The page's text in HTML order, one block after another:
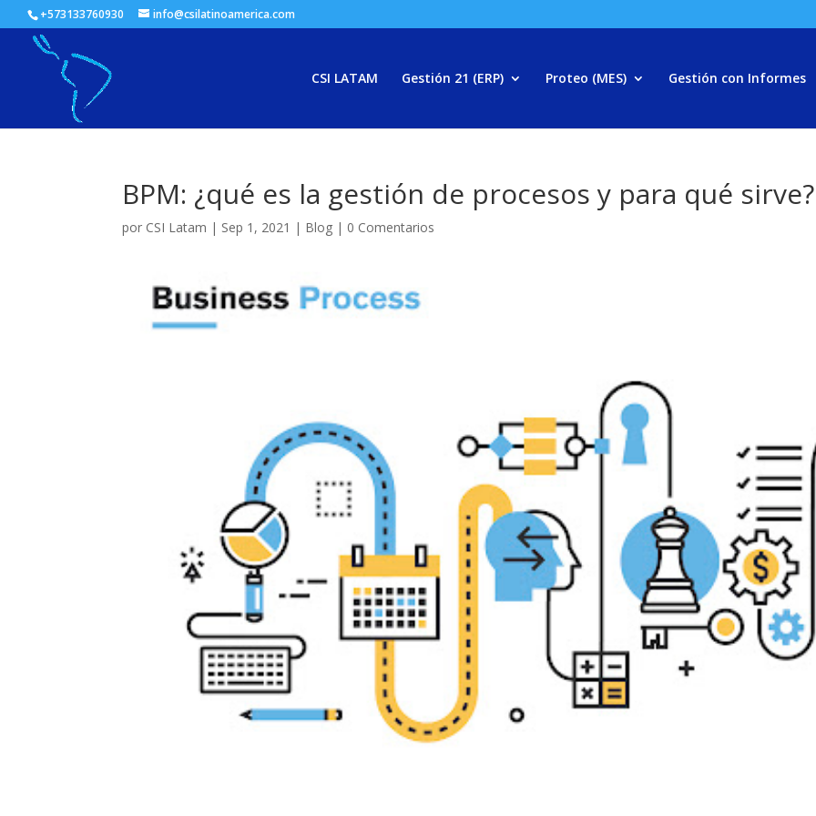
+573133760930 info@csilatinoamerica.com
CSI LATAM Gestión 21 (ERP) Proteo (MES) Gestión con Informes
BPM: ¿qué es la gestión de procesos y para qué sirve?
por CSI Latam | Sep 1, 2021 | Blog | 0 Comentarios